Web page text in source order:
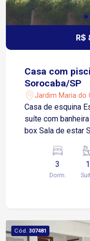
R$
Casa com
Sorocaba/SP
Jardim Maria do
Casa de esquina
suíte com
box Sala de estar
nos quartos Área
um banheiro na
com
3
Dorm.
1
Cód. 307481